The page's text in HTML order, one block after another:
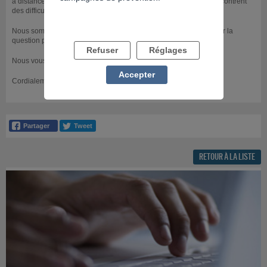
des difficultés en lien avec une addiction au jeu.
Nous sommes par conséquent dans l’incapacité de vous aider sur la
question posée dans votre message.
Nous vous invitons à vous rapprocher du site de la FDJ.
Cordialement
RETOUR À LA LISTE
Refuser Réglages
Accepter